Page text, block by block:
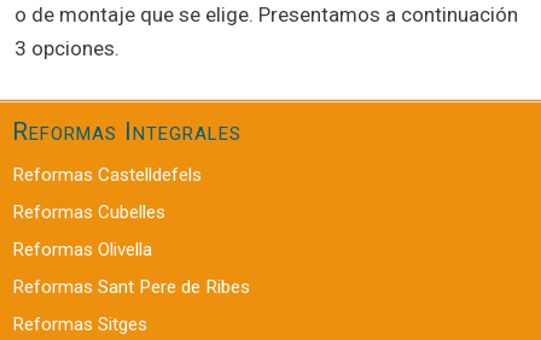
o de montaje que se elige. Presentamos a continuación
3 opciones.
Reformas Integrales
Reformas Castelldefels
Reformas Cubelles
Reformas Olivella
Reformas Sant Pere de Ribes
Reformas Sitges